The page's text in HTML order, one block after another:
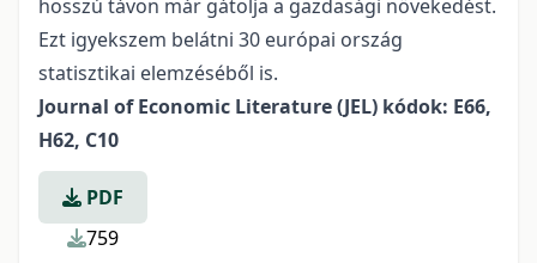
hosszú távon már gátolja a gazdasági növekedést.
Ezt igyekszem belátni 30 európai ország
statisztikai elemzéséből is.
Journal of Economic Literature (JEL) kódok: E66,
H62, C10
PDF
759